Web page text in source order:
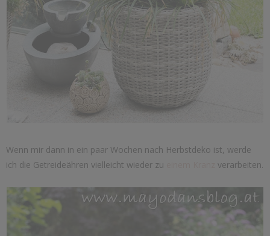
Wenn mir dann in ein paar Wochen nach Herbstdeko ist, werde
ich die Getreideähren vielleicht wieder zu
verarbeiten.